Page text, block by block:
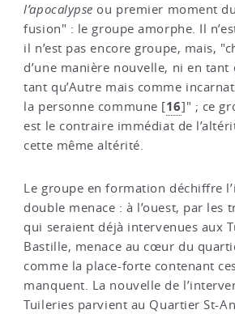
l’apocalypse ou premier moment
fusion" : le groupe amorphe. Il
il n’est pas encore groupe, mais,
d’une manière nouvelle, ni en tant
tant qu’Autre mais comme
la personne commune [16]" ; ce
est le contraire immédiat de
cette même altérité.
Le groupe en formation déchiffre
double menace : à l’ouest, par les
qui seraient déjà intervenues aux
Bastille, menace au cœur du
comme la place-forte contenant
manquent. La nouvelle de
Tuileries parvient au Quartier St-